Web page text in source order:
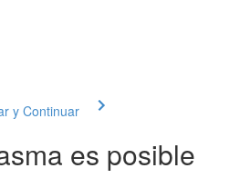
y Continuar
es posible